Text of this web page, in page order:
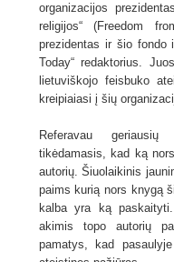
organizacijos
religijos“ (Freedom
prezidentas ir šio fondo
Today“ redaktorius.
lietuviškojo feisbuko
kreipiaiasi į šių
Referavau
tikėdamasis, kad ką
autorių. Šiuolaikinis
paims kurią nors knygą
kalba yra ką
akimis topo autorių
pamatys, kad